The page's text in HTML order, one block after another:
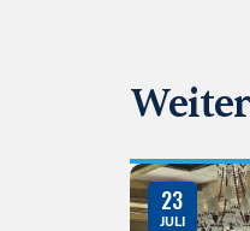
23
JULI